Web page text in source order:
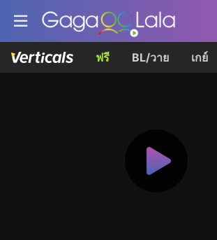
ฟรี BL/วาย เกย์